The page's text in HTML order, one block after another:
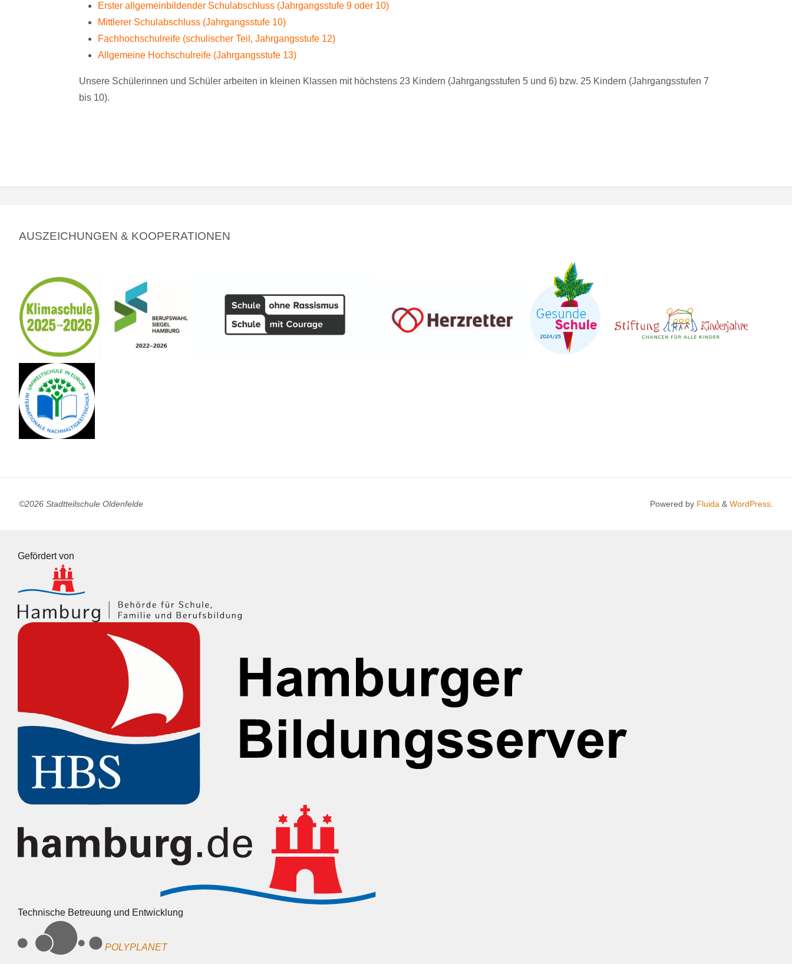
Erster allgemeinbildender Schulabschluss (Jahrgangsstufe 9 oder 10)
Mittlerer Schulabschluss (Jahrgangsstufe 10)
Fachhochschulreife (schulischer Teil, Jahrgangsstufe 12)
Allgemeine Hochschulreife (Jahrgangsstufe 13)
Unsere Schülerinnen und Schüler arbeiten in kleinen Klassen mit höchstens 23 Kindern (Jahrgangsstufen 5 und 6) bzw. 25 Kindern (Jahrgangsstufen 7
bis 10).
AUSZEICHUNGEN & KOOPERATIONEN
©2026 Stadtteilschule Oldenfelde Powered by Fluida & WordPress.
Gefördert von
Technische Betreuung und Entwicklung
POLYPLANET